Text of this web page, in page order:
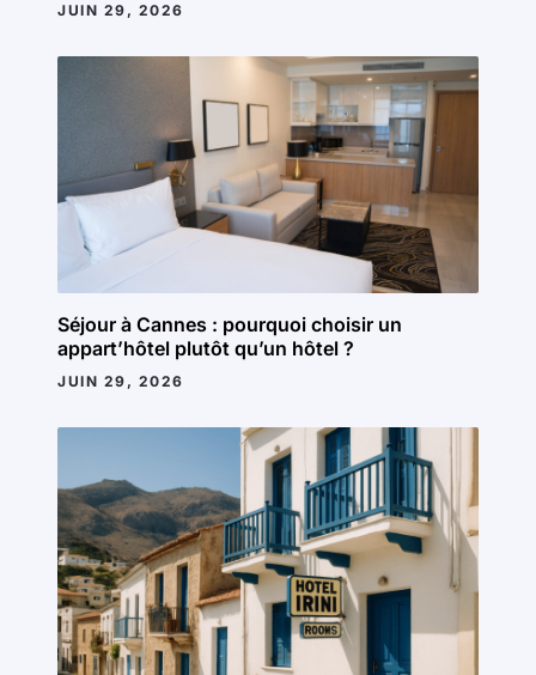
JUIN 29, 2026
Séjour à Cannes : pourquoi choisir un
appart’hôtel plutôt qu’un hôtel ?
JUIN 29, 2026